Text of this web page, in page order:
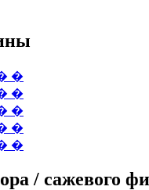
/ сажевого